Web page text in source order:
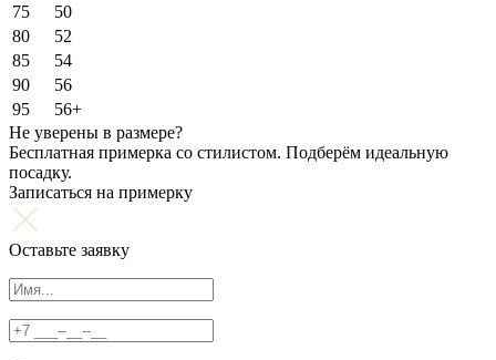
75
50
80
52
85
54
90
56
95
56+
Не уверены в размере?
Бесплатная примерка со стилистом. Подберём идеальную
посадку.
Записаться на примерку
Оставьте заявку